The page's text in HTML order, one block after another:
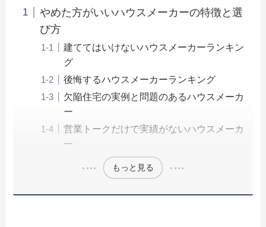
やめた方がいいハウスメーカーの特徴と選
び方
建ててはいけないハウスメーカーランキン
グ
後悔するハウスメーカーランキング
欠陥住宅の実例と問題のあるハウスメーカ
ー
営業トークだけで実績がないハウスメーカ
ー
もっと見る